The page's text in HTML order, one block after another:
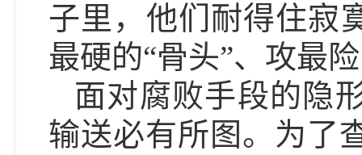
子里，他们耐得住寂
最硬的“骨头”、攻最
面对腐败手段的隐
输送必有所图。为了